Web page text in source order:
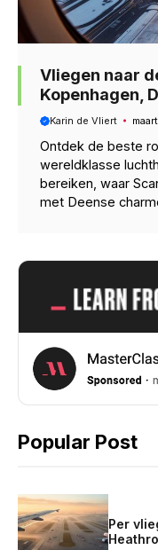
Vliegen naar
Kopenhagen,
Karin de Vliert
Ontdek de beste
wereldklasse
bereiken, waar
met Deense
Popular Post
Per